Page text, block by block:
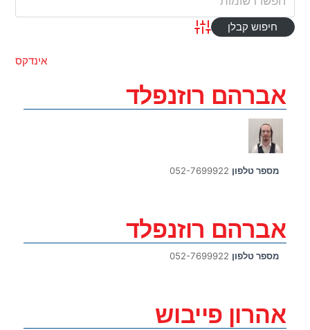
Advanced Search
אינדקס
אברהם רוזנפלד
מספר טלפון 052-7699922
אברהם רוזנפלד
מספר טלפון 052-7699922
אהרון פייבוש